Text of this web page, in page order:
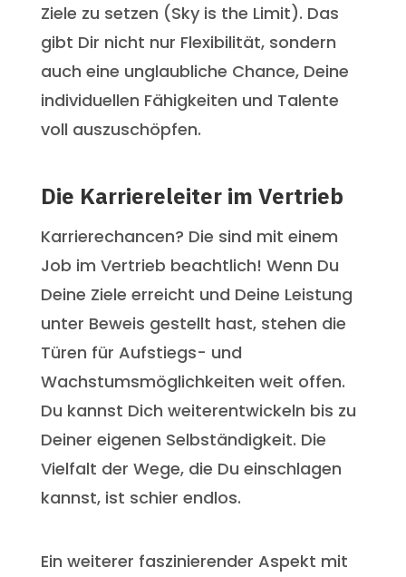
Ziele zu setzen (Sky is the Limit). Das
gibt Dir nicht nur Flexibilität, sondern
auch eine unglaubliche Chance, Deine
individuellen Fähigkeiten und Talente
voll auszuschöpfen.
Die Karriereleiter im Vertrieb
Karrierechancen? Die sind mit einem
Job im Vertrieb beachtlich! Wenn Du
Deine Ziele erreicht und Deine Leistung
unter Beweis gestellt hast, stehen die
Türen für Aufstiegs- und
Wachstumsmöglichkeiten weit offen.
Du kannst Dich weiterentwickeln bis zu
Deiner eigenen Selbständigkeit. Die
Vielfalt der Wege, die Du einschlagen
kannst, ist schier endlos.
Ein weiterer faszinierender Aspekt mit